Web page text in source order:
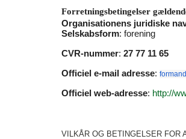
Forretningsbetingelser
Organisationens juridiske
Selskabsform: forening
CVR-nummer: 27 77 11 65
Officiel e-mail adresse:
Officiel web-adresse: http://
VILKÅR OG BETINGELSER FOR